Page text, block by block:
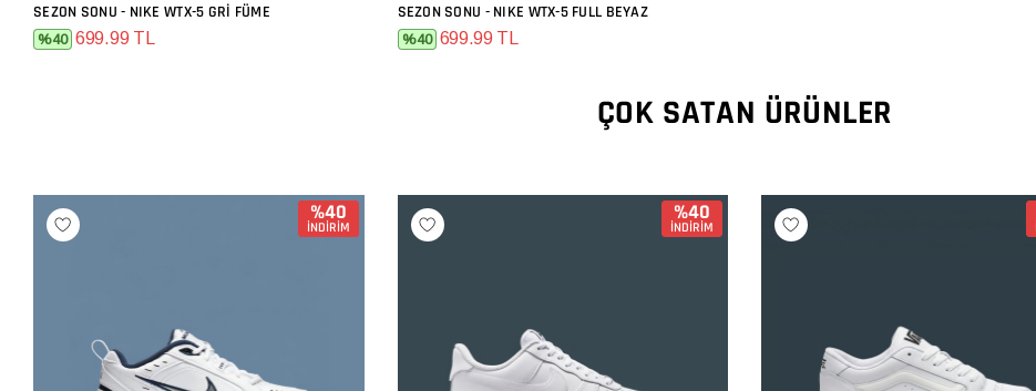
SEPETE EKLE
SEZON SONU - NIKE WTX-5 GRI FÜME
%40 699.99 TL
SEPETE EKLE
SEZON SONU - NIKE WTX-5 FULL BEYAZ
%40 699.99 TL
ÇOK SATAN ÜRÜNLER
%40
İNDİRİM
%40
İNDİRİM